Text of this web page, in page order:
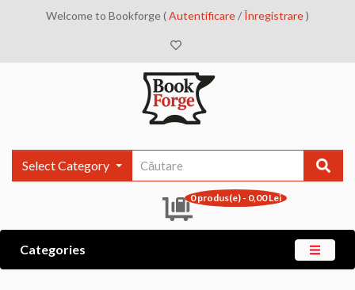
Welcome to Bookforge (Autentificare/Înregistrare)
Select Category
0 produs(e) - 0,00 Lei
Categories